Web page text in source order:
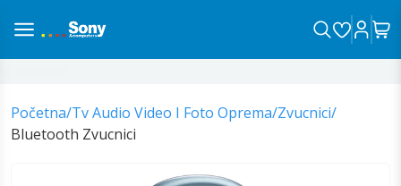
Početna/Tv Audio Video I Foto Oprema/Zvucnici/
Bluetooth Zvucnici